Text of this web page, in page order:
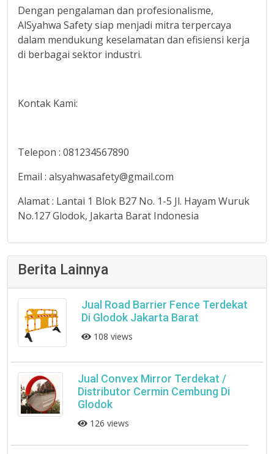
Dengan pengalaman dan profesionalisme,
AlSyahwa Safety siap menjadi mitra terpercaya
dalam mendukung keselamatan dan efisiensi kerja
di berbagai sektor industri.
Kontak Kami:
Telepon : 081234567890
Email : alsyahwasafety@gmail.com
Alamat : Lantai 1 Blok B27 No. 1-5 Jl. Hayam Wuruk
No.127 Glodok, Jakarta Barat Indonesia
Berita Lainnya
Jual Road Barrier Fence Terdekat
Di Glodok Jakarta Barat
108 views
Jual Convex Mirror Terdekat /
Distributor Cermin Cembung Di
Glodok
126 views